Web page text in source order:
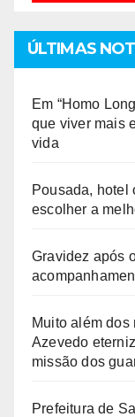
ÚLTIMAS
Em “Homo
que viver mais
vida
Pousada, hotel
escolher a
Gravidez após
Muito além
Azevedo
missão dos
Prefeitura de